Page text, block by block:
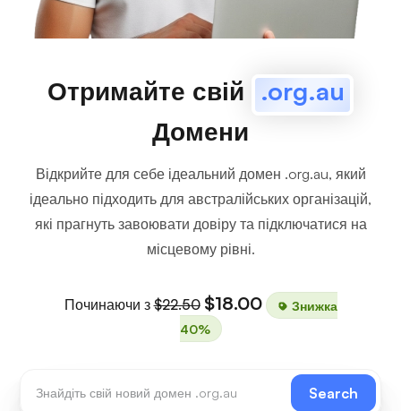
Отримайте свій .org.au
Домени
Відкрийте для себе ідеальний домен .org.au, який
ідеально підходить для австралійських організацій,
які прагнуть завоювати довіру та підключатися на
місцевому рівні.
Починаючи з$22.50 $18.00
Знижка
40%
Search